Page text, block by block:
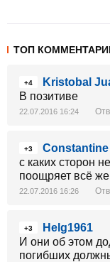
ТОП
+4
Kristobal
В позитиве
22.07.2016 16:24
+3
с каких сторон
поощряет всё
22.07.2016 16:26
+3
Helg1961
И они об этом
погибших